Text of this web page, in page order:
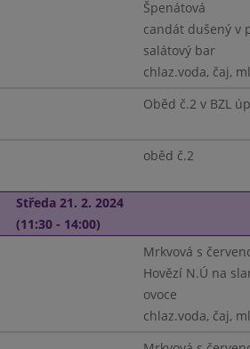
Špenátová
candát dušený v
salátový bar
chlaz.voda, čaj,
Oběd č.2 v BZL
oběd č.2
Středa 21. 2. 2024
(11:30 - 14:00)
Mrkvová s
Hovězí N.Ú na
ovoce
chlaz.voda, čaj,